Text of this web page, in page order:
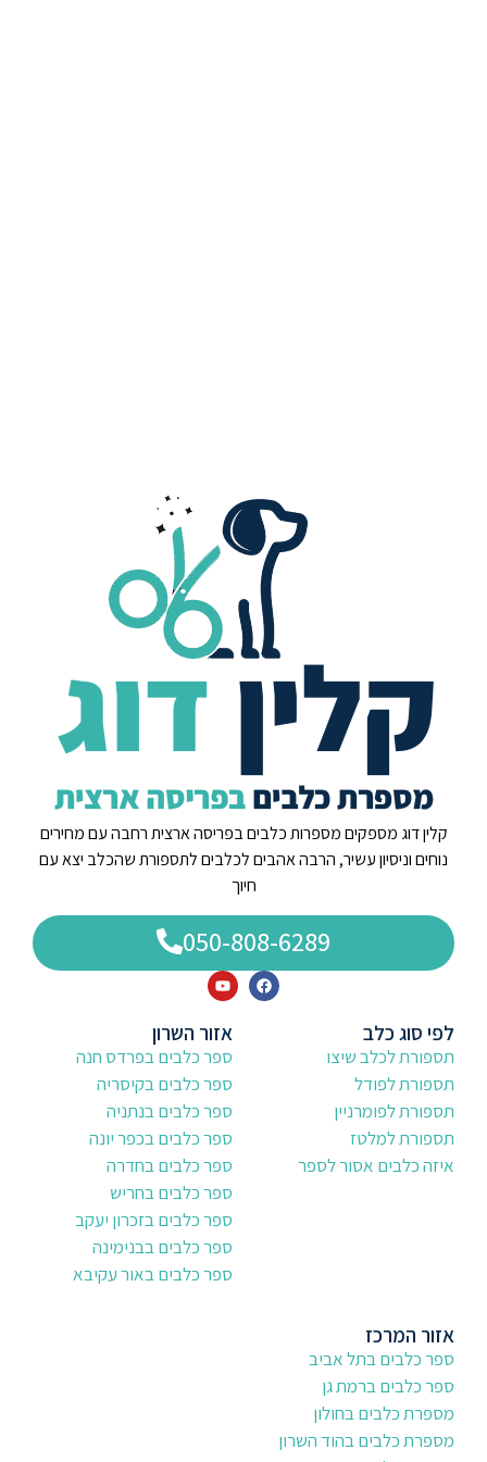
קלין דוג מספקים מספרות כלבים בפריסה ארצית רחבה עם מחירים
נוחים וניסיון עשיר, הרבה אהבים לכלבים לתספורת שהכלב יצא עם
חיוך
050-808-6289
לפי סוג כלב
תספורת לכלב שיצו
תספורת לפודל
תספורת לפומרניין
תספורת למלטז
איזה כלבים אסור לספר
אזור השרון
ספר כלבים בפרדס חנה
ספר כלבים בקיסריה
ספר כלבים בנתניה
ספר כלבים בכפר יונה
ספר כלבים בחדרה
ספר כלבים בחריש
ספר כלבים בזכרון יעקב
ספר כלבים בבנימינה
ספר כלבים באור עקיבא
אזור המרכז
ספר כלבים בתל אביב
ספר כלבים ברמת גן
מספרת כלבים בחולון
מספרת כלבים בהוד השרון